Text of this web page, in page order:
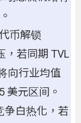
币解锁
，若同期 TVL
向行业均值
美元区间。
争白热化，若